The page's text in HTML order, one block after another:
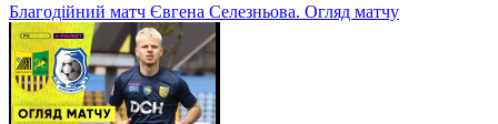
Благодійний матч Євгена Селезньова. Огляд матчу